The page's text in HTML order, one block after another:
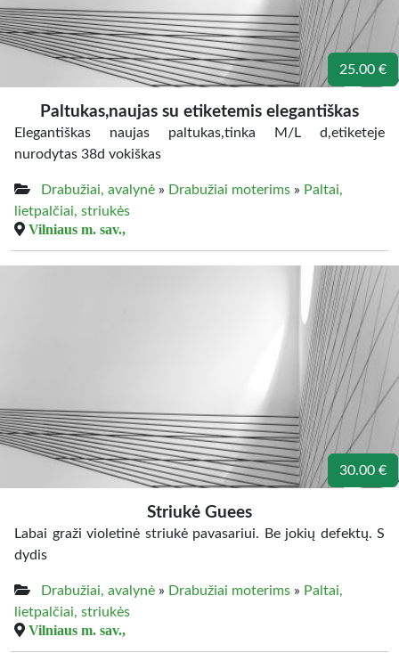
25.00 €
Paltukas,naujas su etiketemis elegantiškas
Elegantiškas naujas paltukas,tinka M/L d,etiketeje
nurodytas 38d vokiškas
Drabužiai, avalynė » Drabužiai moterims » Paltai,
lietpalčiai, striukės
Vilniaus m. sav.,
30.00 €
Striukė Guees
Labai graži violetinė striukė pavasariui. Be jokių defektų. S
dydis
Drabužiai, avalynė » Drabužiai moterims » Paltai,
lietpalčiai, striukės
Vilniaus m. sav.,